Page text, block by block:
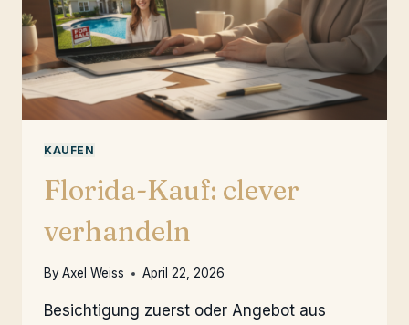
KAUFEN
Florida-Kauf: clever
verhandeln
ByAxel Weiss April 22, 2026
Besichtigung zuerst oder Angebot aus